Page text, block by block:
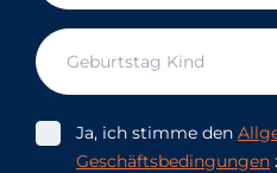
Ja, ich stimme den
Geschäftsbedingungen